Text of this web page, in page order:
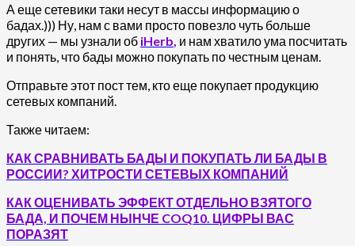
А еще сетевики таки несут в массы информацию о
бадах.))) Ну, нам с вами просто повезло чуть больше
других — мы узнали об iHerb, и нам хватило ума посчитать
и понять, что бады можно покупать по честным ценам.
Отправьте этот пост тем, кто еще покупает продукцию
сетевых компаний.
Также читаем:
КАК СРАВНИВАТЬ БАДЫ И ПОКУПАТЬ ЛИ БАДЫ В
РОССИИ? ХИТРОСТИ СЕТЕВЫХ КОМПАНИЙ
КАК ОЦЕНИВАТЬ ЭФФЕКТ ОТДЕЛЬНО ВЗЯТОГО
БАДА, И ПОЧЕМ НЫНЧЕ COQ10. ЦИФРЫ ВАС
ПОРАЗЯТ